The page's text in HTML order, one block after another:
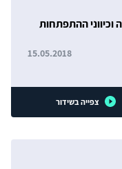
וכיווני ההתפתחות
15.05.2018
צפייה בשידור